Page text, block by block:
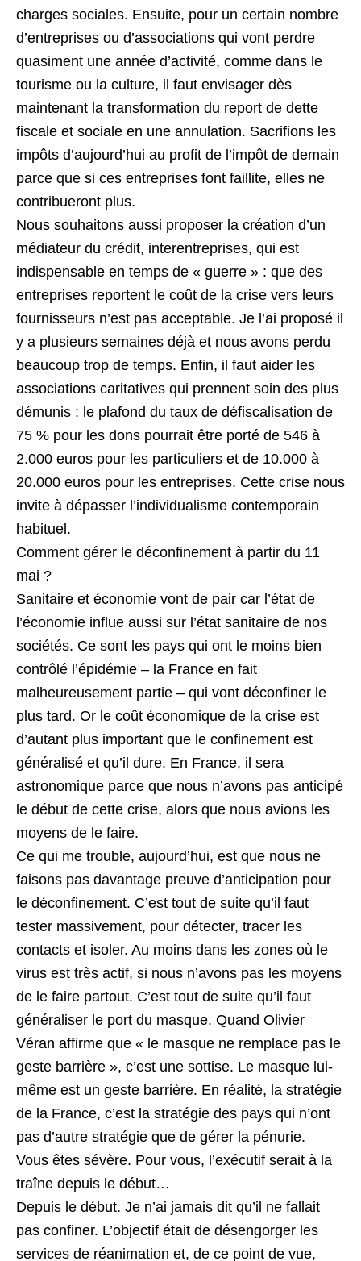
charges sociales. Ensuite, pour un certain nombre
d’entreprises ou d’associations qui vont perdre
quasiment une année d’activité, comme dans le
tourisme ou la culture, il faut envisager dès
maintenant la transformation du report de dette
fiscale et sociale en une annulation. Sacrifions les
impôts d’aujourd’hui au profit de l’impôt de demain
parce que si ces entreprises font faillite, elles ne
contribueront plus.
Nous souhaitons aussi proposer la création d’un
médiateur du crédit, interentreprises, qui est
indispensable en temps de « guerre » : que des
entreprises reportent le coût de la crise vers leurs
fournisseurs n’est pas acceptable. Je l’ai proposé il
y a plusieurs semaines déjà et nous avons perdu
beaucoup trop de temps. Enfin, il faut aider les
associations caritatives qui prennent soin des plus
démunis : le plafond du taux de défiscalisation de
75 % pour les dons pourrait être porté de 546 à
2.000 euros pour les particuliers et de 10.000 à
20.000 euros pour les entreprises. Cette crise nous
invite à dépasser l’individualisme contemporain
habituel.
Comment gérer le déconfinement à partir du 11
mai ?
Sanitaire et économie vont de pair car l’état de
l’économie influe aussi sur l’état sanitaire de nos
sociétés. Ce sont les pays qui ont le moins bien
contrôlé l’épidémie – la France en fait
malheureusement partie – qui vont déconfiner le
plus tard. Or le coût économique de la crise est
d’autant plus important que le confinement est
généralisé et qu’il dure. En France, il sera
astronomique parce que nous n’avons pas anticipé
le début de cette crise, alors que nous avions les
moyens de le faire.
Ce qui me trouble, aujourd’hui, est que nous ne
faisons pas davantage preuve d’anticipation pour
le déconfinement. C’est tout de suite qu’il faut
tester massivement, pour détecter, tracer les
contacts et isoler. Au moins dans les zones où le
virus est très actif, si nous n’avons pas les moyens
de le faire partout. C’est tout de suite qu’il faut
généraliser le port du masque. Quand Olivier
Véran affirme que « le masque ne remplace pas le
geste barrière », c’est une sottise. Le masque lui-
même est un geste barrière. En réalité, la stratégie
de la France, c’est la stratégie des pays qui n’ont
pas d’autre stratégie que de gérer la pénurie.
Vous êtes sévère. Pour vous, l’exécutif serait à la
traîne depuis le début…
Depuis le début. Je n’ai jamais dit qu’il ne fallait
pas confiner. L’objectif était de désengorger les
services de réanimation et, de ce point de vue,